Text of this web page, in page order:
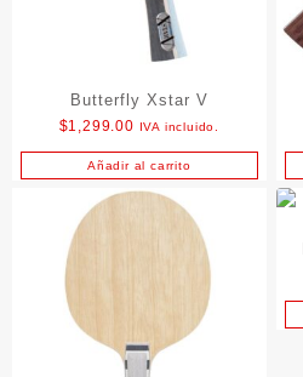
Butterfly Xstar V
$1,299.00 IVA incluido.
Añadir al carrito